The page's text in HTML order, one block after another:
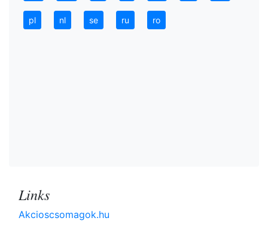
pl nl se ru ro
Links
Akcioscsomagok.hu